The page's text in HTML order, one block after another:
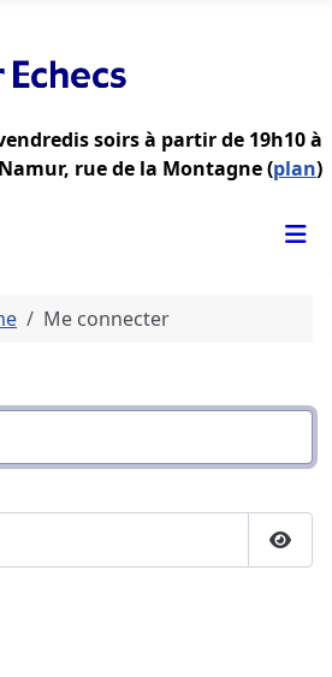
soirs à partir de 19h10 à
rue de la Montagne (plan)
Me connecter